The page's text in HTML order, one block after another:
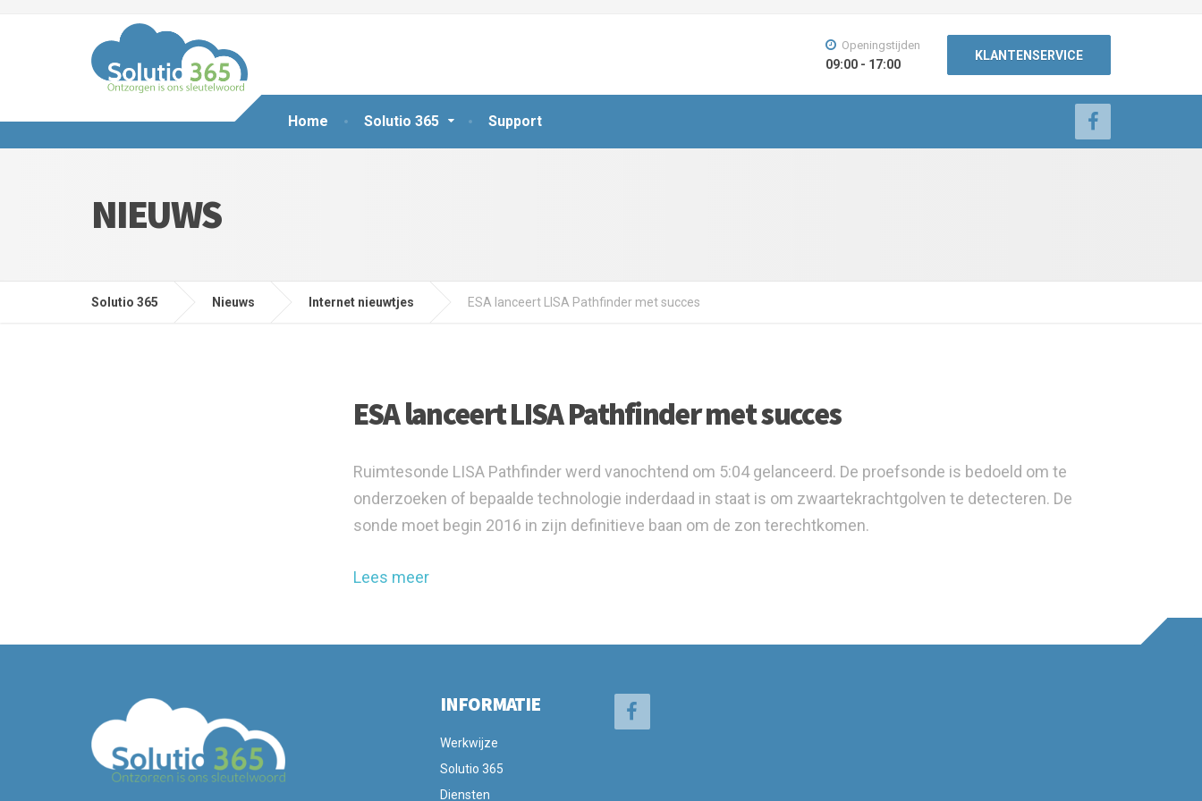
Home Solutio 365 Support
Openingstijden
09:00 - 17:00
KLANTENSERVICE
NIEUWS
Solutio 365 Nieuws Internet nieuwtjes ESA lanceert LISA Pathfinder met succes
ESA lanceert LISA Pathfinder met succes
Ruimtesonde LISA Pathfinder werd vanochtend om 5:04 gelanceerd. De proefsonde is bedoeld om te
onderzoeken of bepaalde technologie inderdaad in staat is om zwaartekrachtgolven te detecteren. De
sonde moet begin 2016 in zijn definitieve baan om de zon terechtkomen.
Lees meer
INFORMATIE
Werkwijze
Solutio 365
Diensten